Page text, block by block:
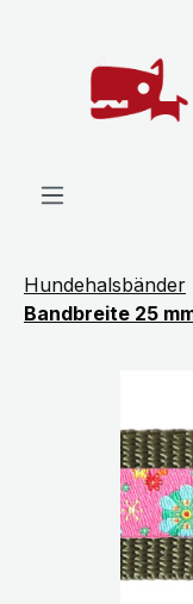
Hundehalsbänder
Bandbreite 25